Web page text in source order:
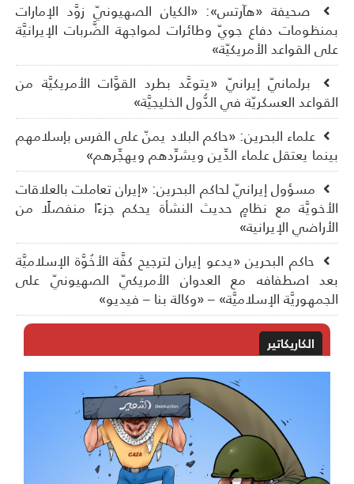
صحيفة «هآرتس»: «الكيان الصهيونيّ زوَّد الإمارات
دفاع جويّ وطائرات لمواجهة الضَّربات الإيرانيَّة
القواعد الأمريكيّة»
برلمانيّ إيرانيّ «يتوعَّد بطرد القوَّات الأمريكيَّة من
العسكريّة في الدُّول الخليجيَّة»
علماء البحرين: «حاكم البلاد يمنّ على الفرس بإسلامهم
يعتقل علماء الدِّين ويشرِّدهم ويهجِّرهم»
مسؤول إيرانيّ لحاكم البحرين: «إيران تعاملت بالعلاقات
مع نظامٍ حديث النشأة يحكم جزءًا منفصلًا من
الإيرانية»
حاكم البحرين «يدعو إيران لترجيح كفَّة الأخُوَّة الإسلاميَّة
اصطفافه مع العدوان الأمريكيّ الصهيونيّ على
الإسلاميَّة» – «وكالة بنا – فيديو»
الكاريكاتير